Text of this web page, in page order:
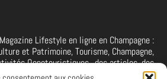
Lifestyle en ligne en Champagne :
et Patrimoine, Tourisme, Champagne,
Oenotouristiques.. des articles, des
photos de la Champagne. A retrouver et à